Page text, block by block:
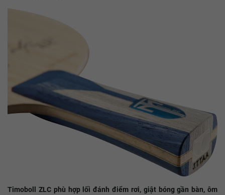
Timoboll ZLC phù hợp lối đánh điểm rơi, giật bóng gần bàn, ôm